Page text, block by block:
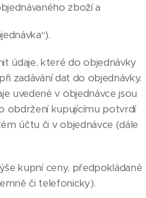
zboží a
údaje, které do objednávky
zadávání dat do objednávky.
uvedené v objednávce jsou
obdržení kupujícímu potvrdí
účtu či v objednávce (dále
kupní ceny, předpokládané
či telefonicky).